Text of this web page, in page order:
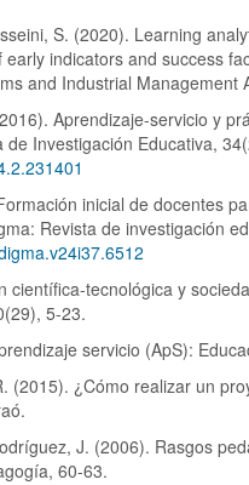
S. (2020). Learning
indicators and success
and Industrial Management
Aprendizaje-servicio y
Investigación Educativa,
inicial de docentes
Revista de investigación
científica-tecnológica y
5-23.
servicio (ApS):
(2015). ¿Cómo realizar un
J. (2006). Rasgos
60-63.